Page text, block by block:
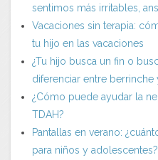
sentimos más irritables,
Vacaciones sin terapia:
tu hijo en las vacaciones
¿Tu hijo busca un fin o
diferenciar entre berrinche
¿Cómo puede ayudar la
TDAH?
Pantallas en verano:
para niños y adolescentes?